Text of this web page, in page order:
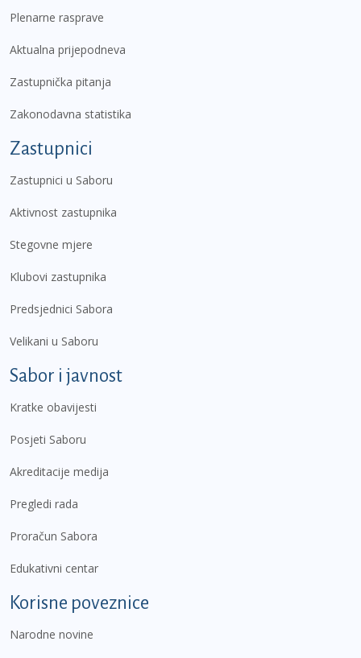
Plenarne rasprave
Aktualna prijepodneva
Zastupnička pitanja
Zakonodavna statistika
Zastupnici
Zastupnici u Saboru
Aktivnost zastupnika
Stegovne mjere
Klubovi zastupnika
Predsjednici Sabora
Velikani u Saboru
Sabor i javnost
Kratke obavijesti
Posjeti Saboru
Akreditacije medija
Pregledi rada
Proračun Sabora
Edukativni centar
Korisne poveznice
Narodne novine